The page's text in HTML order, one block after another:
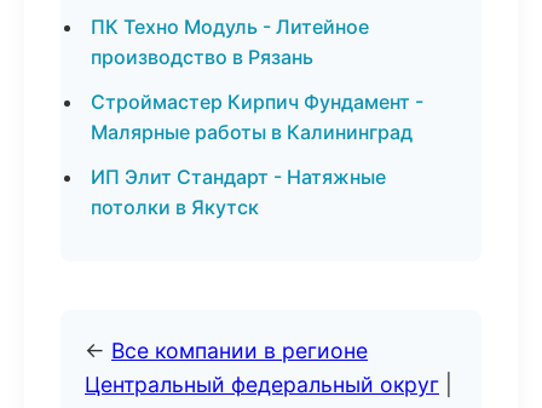
ПК Техно Модуль - Литейное
производство в Рязань
Строймастер Кирпич Фундамент -
Малярные работы в Калининград
ИП Элит Стандарт - Натяжные
потолки в Якутск
← Все компании в регионе
Центральный федеральный округ